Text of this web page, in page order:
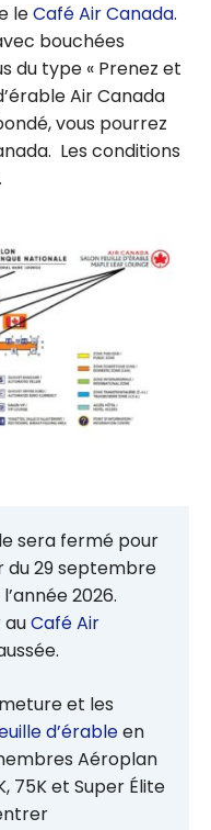
leCafé Air Canada.
bouchées
du type « Prenez et
Air Canada
vous pourrez
Les conditions
sera fermé pour
29 septembre
2026.
auCafé Air
et les
d’érableen
Aéroplan
75K et Super Élite